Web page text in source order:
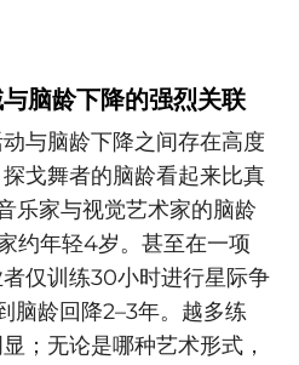
脑龄下降的强烈关联
与脑龄下降之间存在高度
戈舞者的脑龄看起来比真
乐家与视觉艺术家的脑龄
约年轻4岁。甚至在一项
仅训练30小时进行星际争
脑龄回降2–3年。越多练
；无论是哪种艺术形式，